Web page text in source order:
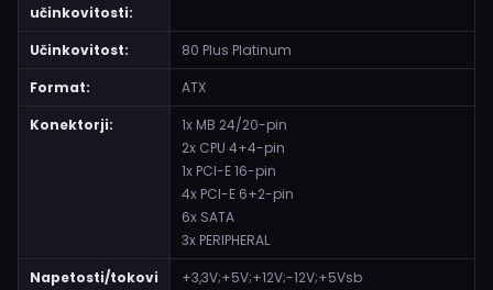
učinkovitosti:
Učinkovitost:
80 Plus Platinum
Format:
ATX
Konektorji:
1x MB 24/20-pin
2x CPU 4+4-pin
1x PCI-E 16-pin
4x PCI-E 6+2-pin
6x SATA
3x PERIPHERAL
Napetosti/tokovi
+3,3V;+5V;+12V;-12V;+5Vsb